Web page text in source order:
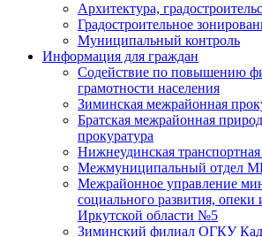
Архитектура,
Градостроительное
Муниципальный контроль
Информация для граждан
Содействие по повышению
грамотности населения
Зиминская межрайонная
Братская межрайонная
прокуратура
Нижнеудинская транспортная
Межмуниципальный отдел
Межрайонное управление
социального развития, опеки
Иркутской области №5
Зиминский филиал ОГКУ